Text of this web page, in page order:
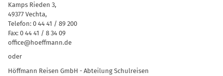
Kamps Rieden 3,
49377 Vechta,
Telefon: 0 44 41 / 89 200
Fax: 0 44 41 / 8 34 09
office@hoeffmann.de
oder
Höffmann Reisen GmbH - Abteilung Schulreisen